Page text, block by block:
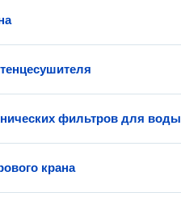
фильтров для воды
крана